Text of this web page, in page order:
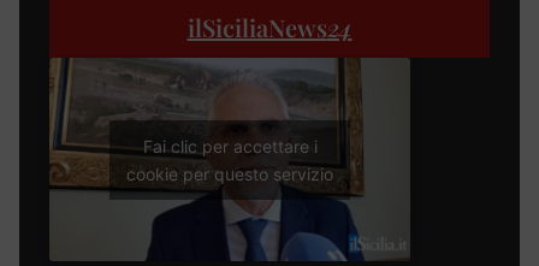
ilSiciliaNews24
Fai clic per accettare i
cookie per questo servizio